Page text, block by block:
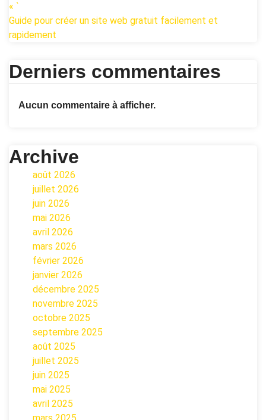
« `
Guide pour créer un site web gratuit facilement et
rapidement
Derniers commentaires
Aucun commentaire à afficher.
Archive
août 2026
juillet 2026
juin 2026
mai 2026
avril 2026
mars 2026
février 2026
janvier 2026
décembre 2025
novembre 2025
octobre 2025
septembre 2025
août 2025
juillet 2025
juin 2025
mai 2025
avril 2025